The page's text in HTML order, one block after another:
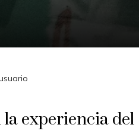
experiencia del